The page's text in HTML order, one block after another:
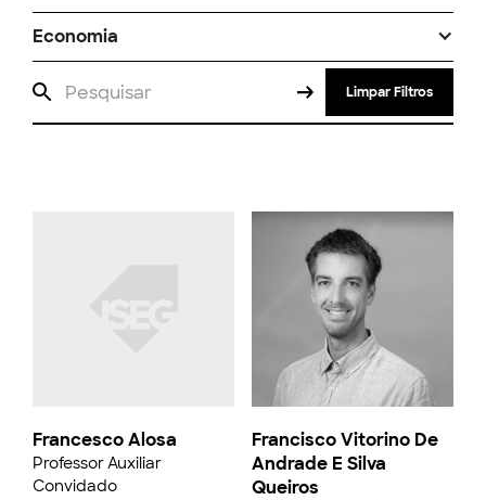
Economia
Limpar Filtros
Francesco Alosa
Professor Auxiliar
Convidado
Francisco Vitorino De
Andrade E Silva
Queiros